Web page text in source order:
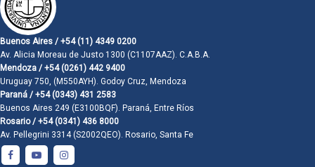
Buenos Aires / +54 (11) 4349 0200
Av. Alicia Moreau de Justo 1300 (C1107AAZ). C.A.B.A.
Mendoza / +54 (0261) 442 9400
Uruguay 750, (M550AYH). Godoy Cruz, Mendoza
Paraná / +54 (0343) 431 2583
Buenos Aires 249 (E3100BQF). Paraná, Entre Ríos
Rosario / +54 (0341) 436 8000
Av. Pellegrini 3314 (S2002QEO). Rosario, Santa Fe